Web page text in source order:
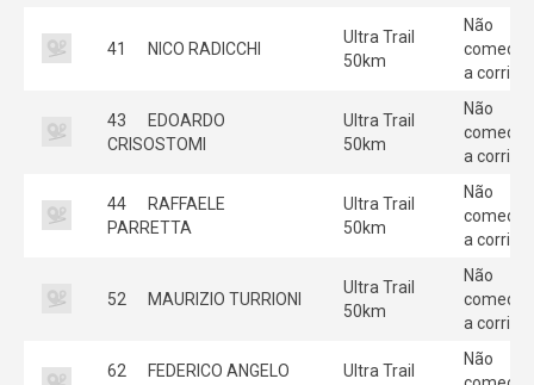
41 NICO RADICCHI
Ultra Trail
50km
Não
começou
a corrida
43
EDOARDO
CRISOSTOMI
Ultra Trail
50km
Não
começou
a corrida
44
RAFFAELE
PARRETTA
Ultra Trail
50km
Não
começou
a corrida
52 MAURIZIO TURRIONI
Ultra Trail
50km
Não
começou
a corrida
62
FEDERICO ANGELO
Ultra Trail
Não